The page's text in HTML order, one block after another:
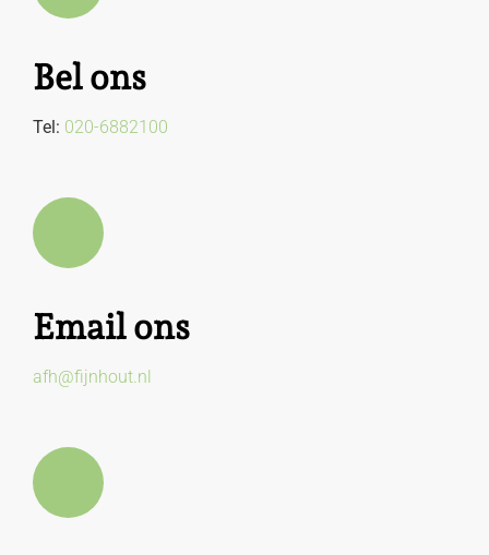
Bel ons
Tel: 020-6882100
Email ons
afh@fijnhout.nl